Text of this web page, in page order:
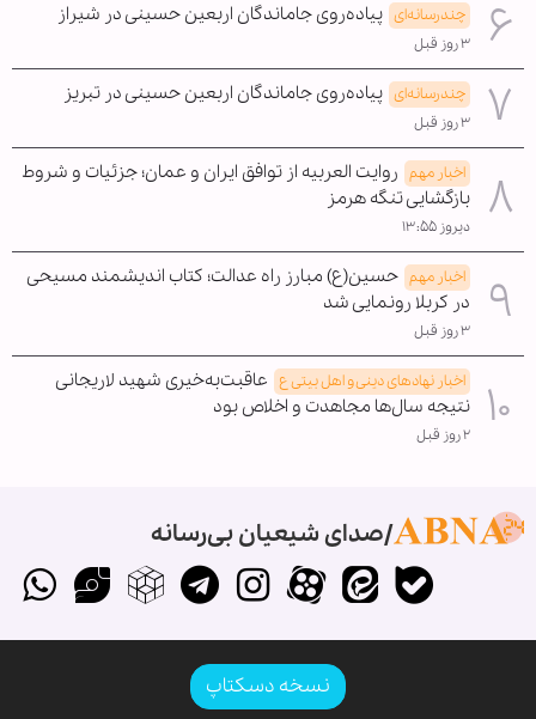
چندرسانه‌ای پیاده‌روی جاماندگان اربعین حسینی در شیراز
۳ روز قبل
چندرسانه‌ای پیاده‌روی جاماندگان اربعین حسینی در تبریز
۳ روز قبل
اخبار مهم روایت العربیه از توافق ایران و عمان؛ جزئیات و شروط
بازگشایی تنگه هرمز
دیروز ۱۳:۵۵
اخبار مهم حسین(ع) مبارز راه عدالت؛ کتاب اندیشمند مسیحی
در کربلا رونمایی شد
۳ روز قبل
اخبار نهادهای دینی و اهل بیتی ع عاقبت‌به‌خیری شهید لاریجانی
نتیجه سال‌ها مجاهدت و اخلاص بود
۲ روز قبل
صدای شیعیان بی‌رسانه
نسخه دسکتاپ